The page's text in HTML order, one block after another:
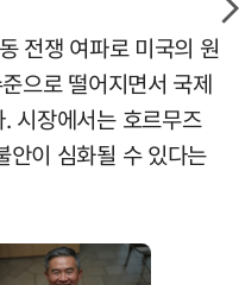
전쟁 여파로 미국의 원
으로 떨어지면서 국제
시장에서는 호르무즈
안이 심화될 수 있다는